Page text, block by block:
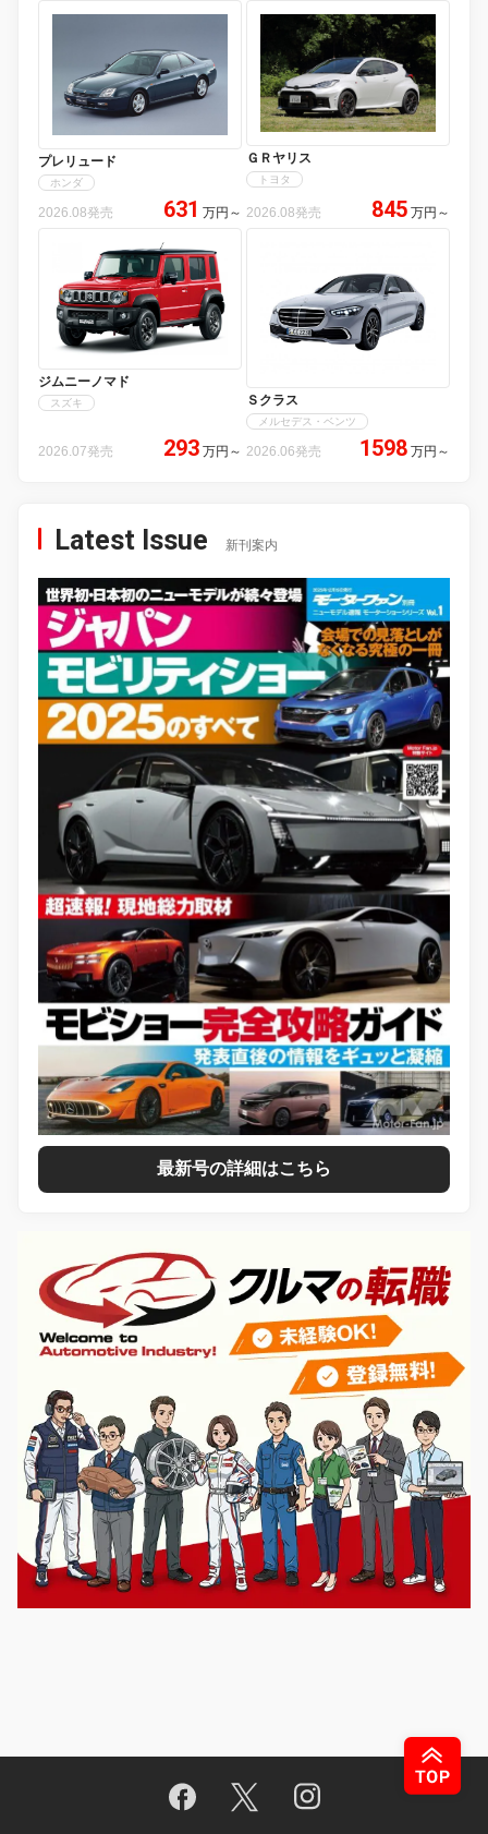
プレリュード
ホンダ
2026.08発売 631 万円 ～
ＧＲヤリス
トヨタ
2026.08発売 845 万円 ～
ジムニーノマド
スズキ
2026.07発売 293 万円 ～
Ｓクラス
メルセデス・ベンツ
2026.06発売 1598 万円 ～
Latest Issue 新刊案内
最新号の詳細はこちら